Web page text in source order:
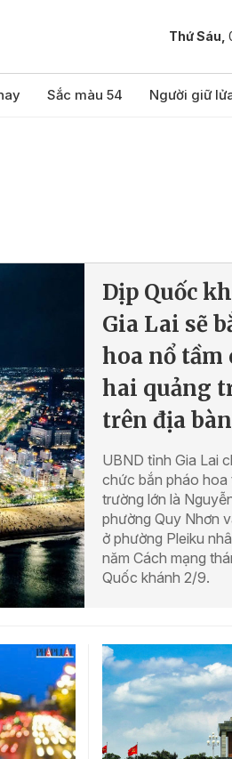
Thứ Sáu,
Sắc màu 54 Người giữ
Dịp Quốc
Gia Lai sẽ
hoa nổ tầm
hai quảng
trên địa
UBND tỉnh Gia Lai
chức bắn pháo hoa
trường lớn là
phường Quy Nhơn
ở phường Pleiku
năm Cách mạng
Quốc khánh 2/9.